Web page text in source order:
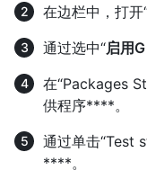
在边栏中，打开
通过选中“启用
在“Packages
供程序****。
通过单击“Test
****。